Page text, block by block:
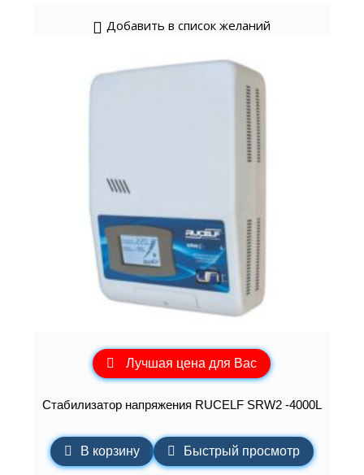
Добавить в список желаний
Лучшая цена для Вас
Стабилизатор напряжения RUCELF SRW2 -4000L
В корзину Быстрый просмотр